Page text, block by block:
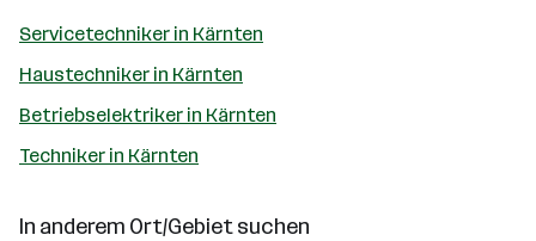
Servicetechniker in Kärnten
Haustechniker in Kärnten
Betriebselektriker in Kärnten
Techniker in Kärnten
In anderem Ort/Gebiet suchen